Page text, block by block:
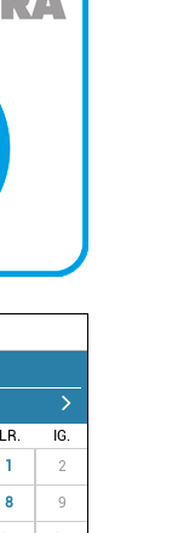
LR.
IG.
1 2
8 9